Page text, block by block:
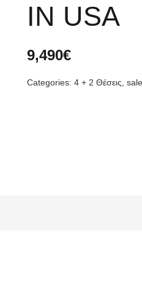
IN USA
9,490€
Categories: 4 + 2 Θέσεις,